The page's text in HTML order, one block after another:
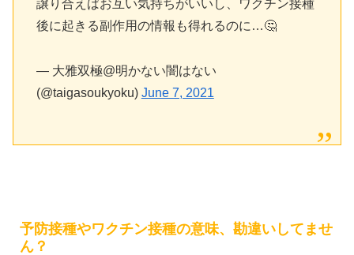
譲り合えばお互い気持ちがいいし、ワクチン接種
後に起きる副作用の情報も得れるのに…🤔
— 大雅双極@明かない闇はない
(@taigasoukyoku) June 7, 2021
予防接種やワクチン接種の意味、勘違いしてませ
ん？